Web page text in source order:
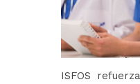
ISFOS